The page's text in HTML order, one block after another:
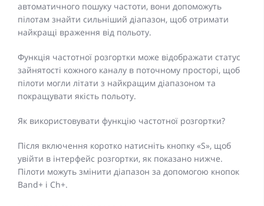
автоматичного пошуку частоти, вони допоможуть
пілотам знайти сильніший діапазон, щоб отримати
найкращі враження від польоту.
Функція частотної розгортки може відображати статус
зайнятості кожного каналу в поточному просторі, щоб
пілоти могли літати з найкращим діапазоном та
покращувати якість польоту.
Як використовувати функцію частотної розгортки?
Після включення коротко натисніть кнопку «S», щоб
увійти в інтерфейс розгортки, як показано нижче.
Пілоти можуть змінити діапазон за допомогою кнопок
Band+ і Ch+.